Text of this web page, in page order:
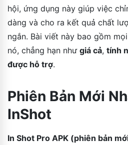
hội, ứng dụng này giúp việc
dàng và cho ra kết quả chất
ngắn. Bài viết này bao gồm
nó, chẳng hạn như giá cả, tính
được hỗ trợ.
Phiên Bản Mới
InShot
In Shot Pro APK (phiên bản